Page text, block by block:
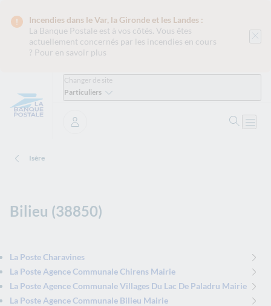
Incendies dans le Var, la Gironde et les Landes :
La Banque Postale est à vos côtés. Vous êtes
actuellement concernés par les incendies en cours
? Pour en savoir plus
Changer de site
Particuliers
Se connecter
Isère
Bilieu (38850)
La Poste Charavines
La Poste Agence Communale Chirens Mairie
La Poste Agence Communale Villages Du Lac De Paladru Mairie
La Poste Agence Communale Bilieu Mairie